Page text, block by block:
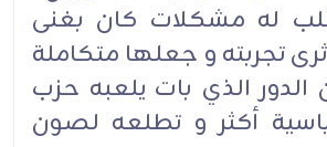
له مشكلات كان بغنى
تجربته و جعلها متكاملة
الذي بات يلعبه حزب
أكثر و تطلعه لصون